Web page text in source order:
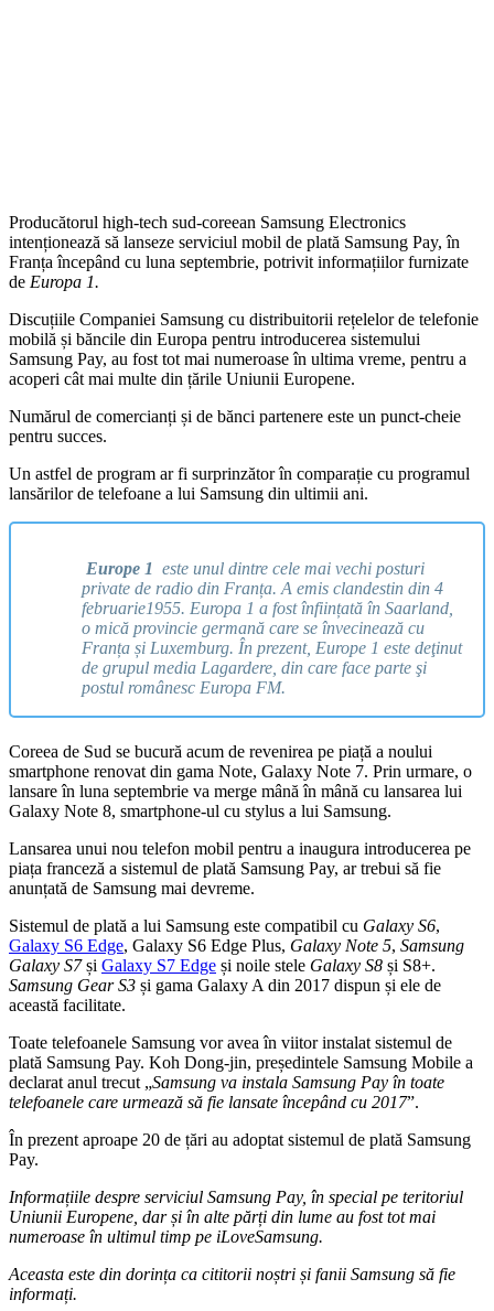
Producătorul high-tech sud-coreean Samsung Electronics
intenționează să lanseze serviciul mobil de plată Samsung Pay, în
Franța începând cu luna septembrie, potrivit informațiilor furnizate
de Europa 1.
Discuțiile Companiei Samsung cu distribuitorii rețelelor de telefonie
mobilă și băncile din Europa pentru introducerea sistemului
Samsung Pay, au fost tot mai numeroase în ultima vreme, pentru a
acoperi cât mai multe din țările Uniunii Europene.
Numărul de comercianți și de bănci partenere este un punct-cheie
pentru succes.
Un astfel de program ar fi surprinzător în comparație cu programul
lansărilor de telefoane a lui Samsung din ultimii ani.
Europe 1 este unul dintre cele mai vechi posturi
private de radio din Franța. A emis clandestin din 4
februarie1955. Europa 1 a fost înființată în Saarland,
o mică provincie germană care se învecinează cu
Franța și Luxemburg. În prezent, Europe 1 este deţinut
de grupul media Lagardere, din care face parte şi
postul românesc Europa FM.
Coreea de Sud se bucură acum de revenirea pe piață a noului
smartphone renovat din gama Note, Galaxy Note 7. Prin urmare, o
lansare în luna septembrie va merge mână în mână cu lansarea lui
Galaxy Note 8, smartphone-ul cu stylus a lui Samsung.
Lansarea unui nou telefon mobil pentru a inaugura introducerea pe
piața franceză a sistemul de plată Samsung Pay, ar trebui să fie
anunțată de Samsung mai devreme.
Sistemul de plată a lui Samsung este compatibil cu Galaxy S6,
Galaxy S6 Edge, Galaxy S6 Edge Plus, Galaxy Note 5, Samsung
Galaxy S7și Galaxy S7 Edge și noile stele Galaxy S8 și S8+.
Samsung Gear S3 și gama Galaxy A din 2017 dispun și ele de
această facilitate.
Toate telefoanele Samsung vor avea în viitor instalat sistemul de
plată Samsung Pay. Koh Dong-jin, președintele Samsung Mobile a
declarat anul trecut „Samsung va instala Samsung Pay în toate
telefoanele care urmează să fie lansate începând cu 2017”.
În prezent aproape 20 de țări au adoptat sistemul de plată Samsung
Pay.
Informațiile despre serviciul Samsung Pay, în special pe teritoriul
Uniunii Europene, dar și în alte părți din lume au fost tot mai
numeroase în ultimul timp pe iLoveSamsung.
Aceasta este din dorința ca cititorii noștri și fanii Samsung să fie
informați.